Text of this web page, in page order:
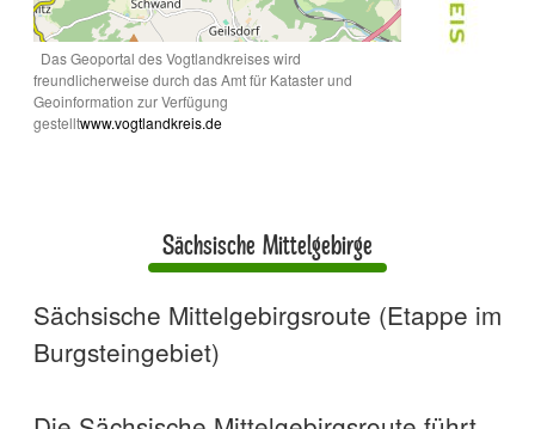
Das Geoportal des Vogtlandkreises wird
freundlicherweise durch das Amt für Kataster und
Geoinformation zur Verfügung
gestelltwww.vogtlandkreis.de
Sächsische Mittelgebirge
Sächsische Mittelgebirgsroute (Etappe im
Burgsteingebiet)